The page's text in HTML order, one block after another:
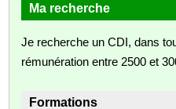
Ma recherche
Je recherche un CDI, dans
rémunération entre 2500 et
Formations